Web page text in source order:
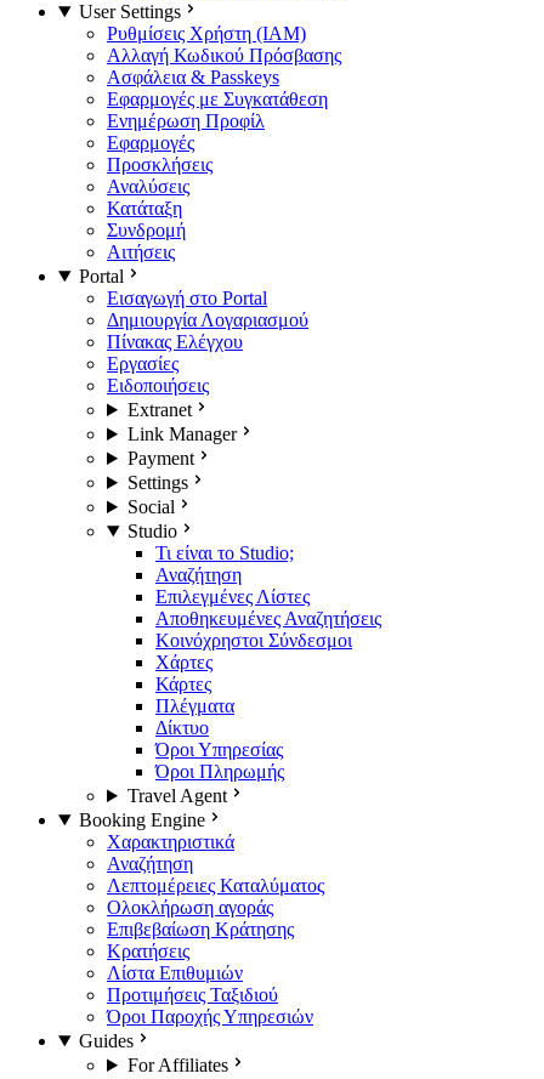
User Settings
Ρυθμίσεις Χρήστη (IAM)
Αλλαγή Κωδικού Πρόσβασης
Ασφάλεια & Passkeys
Εφαρμογές με Συγκατάθεση
Ενημέρωση Προφίλ
Εφαρμογές
Προσκλήσεις
Αναλύσεις
Κατάταξη
Συνδρομή
Αιτήσεις
Portal
Εισαγωγή στο Portal
Δημιουργία Λογαριασμού
Πίνακας Ελέγχου
Εργασίες
Ειδοποιήσεις
Extranet
Link Manager
Payment
Settings
Social
Studio
Τι είναι το Studio;
Αναζήτηση
Επιλεγμένες Λίστες
Αποθηκευμένες Αναζητήσεις
Κοινόχρηστοι Σύνδεσμοι
Χάρτες
Κάρτες
Πλέγματα
Δίκτυο
Όροι Υπηρεσίας
Όροι Πληρωμής
Travel Agent
Booking Engine
Χαρακτηριστικά
Αναζήτηση
Λεπτομέρειες Καταλύματος
Ολοκλήρωση αγοράς
Επιβεβαίωση Κράτησης
Κρατήσεις
Λίστα Επιθυμιών
Προτιμήσεις Ταξιδιού
Όροι Παροχής Υπηρεσιών
Guides
For Affiliates